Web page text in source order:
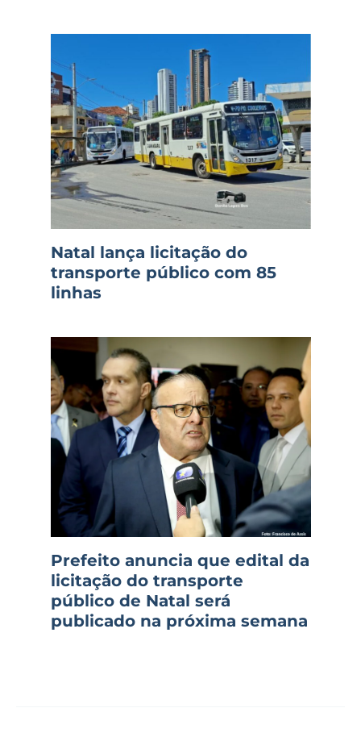
Natal lança licitação do
transporte público com 85
linhas
Prefeito anuncia que edital da
licitação do transporte
público de Natal será
publicado na próxima semana